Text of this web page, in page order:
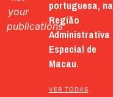
your
publications
portuguesa, na
Região
Administrativa
Especial de
Macau.
VER TODAS